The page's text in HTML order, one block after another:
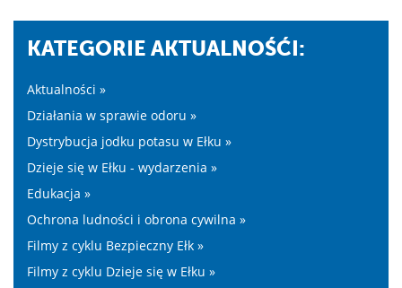
KATEGORIE AKTUALNOŚĆI:
Aktualności »
Działania w sprawie odoru »
Dystrybucja jodku potasu w Ełku »
Dzieje się w Ełku - wydarzenia »
Edukacja »
Ochrona ludności i obrona cywilna »
Filmy z cyklu Bezpieczny Ełk »
Filmy z cyklu Dzieje się w Ełku »